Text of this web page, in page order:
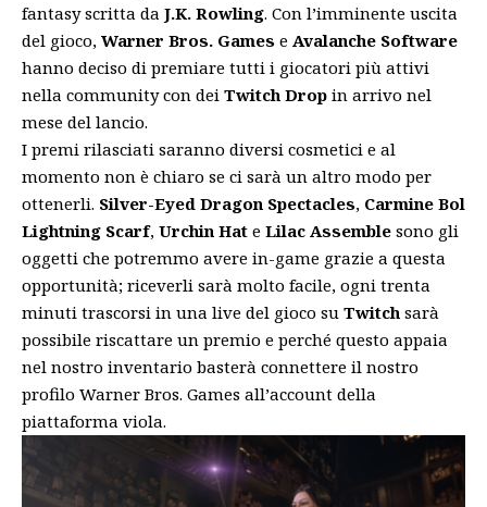
fantasy scritta da J.K. Rowling. Con l’imminente uscita
del gioco, Warner Bros. Games e Avalanche Software
hanno deciso di premiare tutti i giocatori più attivi
nella community con dei Twitch Drop in arrivo nel
mese del lancio.
I premi rilasciati saranno diversi cosmetici e al
momento non è chiaro se ci sarà un altro modo per
ottenerli. Silver-Eyed Dragon Spectacles, Carmine Bol
Lightning Scarf, Urchin Hat e Lilac Assemble sono gli
oggetti che potremmo avere in-game grazie a questa
opportunità; riceverli sarà molto facile, ogni trenta
minuti trascorsi in una live del gioco su Twitch sarà
possibile riscattare un premio e perché questo appaia
nel nostro inventario basterà connettere il nostro
profilo Warner Bros. Games all’account della
piattaforma viola.